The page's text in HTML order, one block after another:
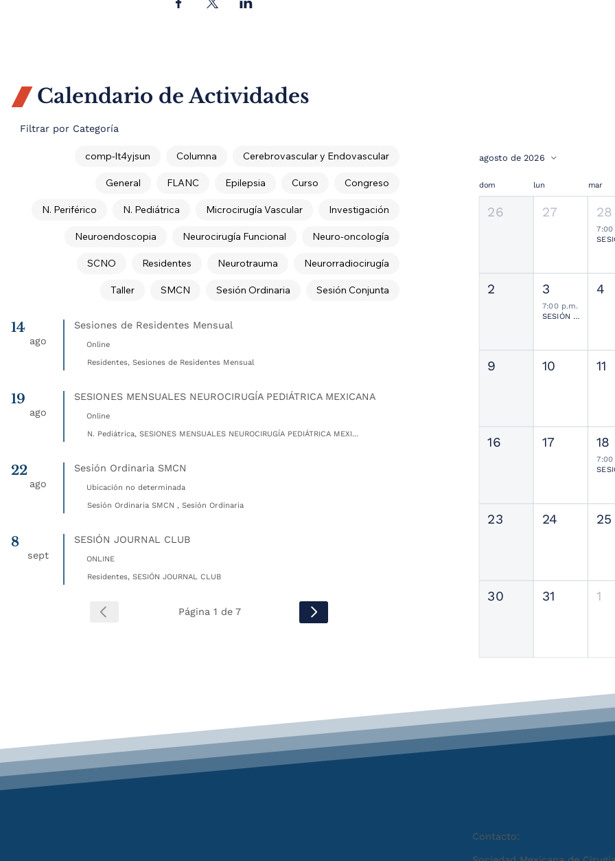
agosto de 2026
dom lun mar
26 27 28
7:00
2 3
7:00 p.m.
SESIÓN JOURNAL CLUB
4
9 10 11
16 17 18
7:00
23 24 25
30 31 1
Filtrar por Categoría
Cerebrovascular y Endovascular
Columna
comp-lt4yjsun
Congreso
Curso
Epilepsia
FLANC
General
Investigación
Microcirugía Vascular
N. Pediátrica
N. Periférico
Neuro-oncología
Neurocirugía Funcional
Neuroendoscopia
Neurorradiocirugía
Neurotrauma
Residentes
SCNO
Sesión Conjunta
Sesión Ordinaria
SMCN
Taller
14
ago
Sesiones de Residentes Mensual
Online
Residentes, Sesiones de Residentes Mensual
19
ago
SESIONES MENSUALES NEUROCIRUGÍA PEDIÁTRICA MEXICANA
Online
N. Pediátrica, SESIONES MENSUALES NEUROCIRUGÍA PEDIÁTRICA MEXI...
22
ago
Sesión Ordinaria SMCN
Ubicación no determinada
Sesión Ordinaria SMCN , Sesión Ordinaria
8
sept
SESIÓN JOURNAL CLUB
ONLINE
Residentes, SESIÓN JOURNAL CLUB
Página 1 de 7
 Calendario de Actividades
Contacto: